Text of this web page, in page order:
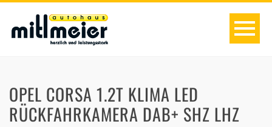
OPEL CORSA 1.2T KLIMA LED
RÜCKFAHRKAMERA DAB+ SHZ LHZ